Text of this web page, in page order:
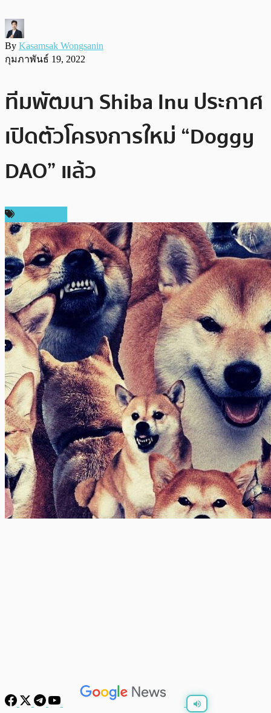
By Kasamsak Wongsanin
กุมภาพันธ์ 19, 2022
ทีมพัฒนา Shiba Inu ประกาศ
เปิดตัวโครงการใหม่ “Doggy
DAO” แล้ว